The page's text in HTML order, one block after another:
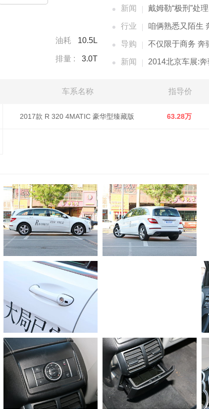
油耗 10.5L
排量 : 3.0T
新闻 戴姆勒“极刑”处
行业 咱俩熟悉又陌生
导购 不仅限于商务 奔
新闻 2014北京车展:
车系名称 指导价
2017款 R 320 4MATIC 豪华型臻藏版 63.28万